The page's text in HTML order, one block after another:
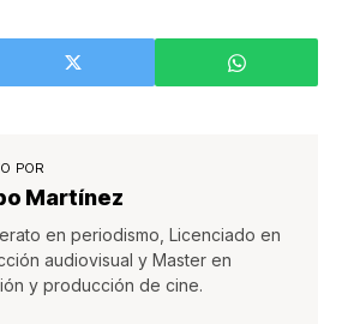
POR
Martínez
en periodismo, Licenciado en
audiovisual y Master en
y producción de cine.